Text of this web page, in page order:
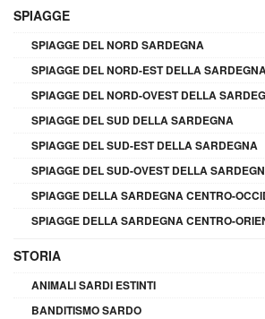
SPIAGGE
SPIAGGE DEL NORD SARDEGNA
SPIAGGE DEL NORD-EST DELLA
SPIAGGE DEL NORD-OVEST DELLA
SPIAGGE DEL SUD DELLA SARDEGNA
SPIAGGE DEL SUD-EST DELLA SARDEGNA
SPIAGGE DEL SUD-OVEST DELLA
SPIAGGE DELLA SARDEGNA CENTRO-
SPIAGGE DELLA SARDEGNA CENTRO-
STORIA
ANIMALI SARDI ESTINTI
BANDITISMO SARDO